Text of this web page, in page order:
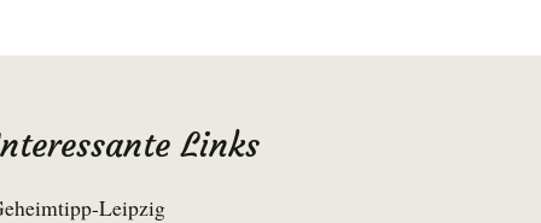
Links
Leipzig